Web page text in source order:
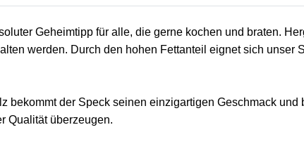
Geheimtipp für alle, die gerne kochen und braten.
werden. Durch den hohen Fettanteil eignet sich unser
bekommt der Speck seinen einzigartigen Geschmack
Qualität überzeugen.